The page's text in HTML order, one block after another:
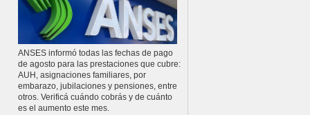
ANSES informó todas las fechas de pago
de agosto para las prestaciones que cubre:
AUH, asignaciones familiares, por
embarazo, jubilaciones y pensiones, entre
otros. Verificá cuándo cobrás y de cuánto
es el aumento este mes.